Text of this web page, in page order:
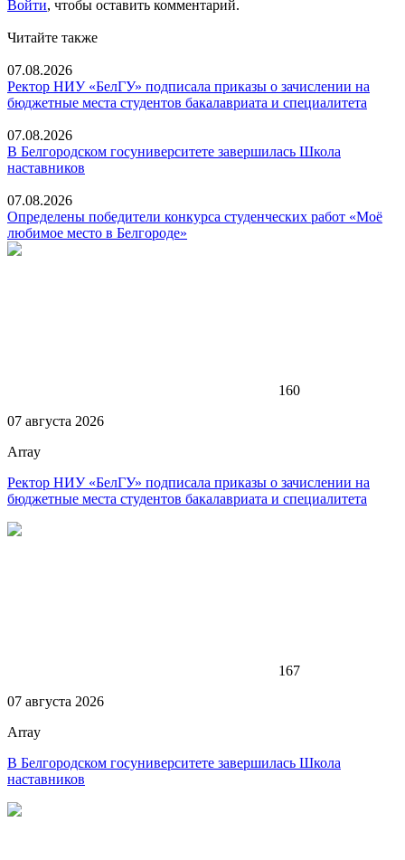
Войти, чтобы оставить комментарий.
Читайте также
07.08.2026
Ректор НИУ «БелГУ» подписала приказы о зачислении на
бюджетные места студентов бакалавриата и специалитета
07.08.2026
В Белгородском госуниверситете завершилась Школа
наставников
07.08.2026
Определены победители конкурса студенческих работ «Моё
любимое место в Белгороде»
160
07 августа 2026
Array
Ректор НИУ «БелГУ» подписала приказы о зачислении на
бюджетные места студентов бакалавриата и специалитета
167
07 августа 2026
Array
В Белгородском госуниверситете завершилась Школа
наставников